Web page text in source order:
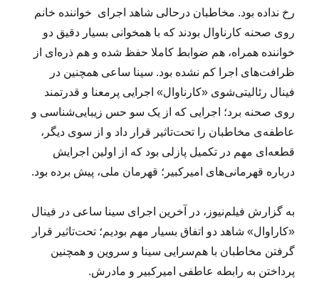
رخ نداده بود. مخاطبان درحالی شاهد اجرای خواننده خانم
روی صحنه کارناوال بودند که با همخوانی بسیار دقیق دو
خواننده همراه، هم ضوابط کاملا حفظ شده و هم ذره‌ای از
ظرافت‌های اجرا کم نشده بود. سینا ساعی همچنین در
فینال رئالیتی‌شوی «کارناوال» اجرایی پرمعنا و قدرتمند
روی صحنه برد؛ اجرایی که از یک سو حس زیبایی‌شناسی و
عاطفه‌ی مخاطبان را تحت‌تاثیر قرار داد و از سوی دیگر،
قطعه‌‌ای مهم در تکمیل پازلی بود که از اولین اجرایش
درباره قهرمانی‌های امیرکبیر؛ قهرمان ملی، پیش برده بود.
به گزارش فیلم‌نیوز، در آخرین اجرای سینا ساعی در فینال
«کاراوال» شاهد دو اتفاق بسیار مهم بودیم؛ تحت‌تاثیر قرار
گرفتن مخاطبان با هم‌سرایی سینا و سروین و همچنین
پرداختن به رابطه عاطفی امیرکبیر و مادرش.